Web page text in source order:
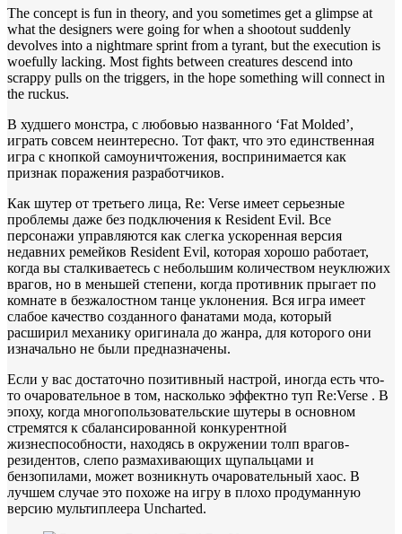
The concept is fun in theory, and you sometimes get a glimpse at
what the designers were going for when a shootout suddenly
devolves into a nightmare sprint from a tyrant, but the execution is
woefully lacking. Most fights between creatures descend into
scrappy pulls on the triggers, in the hope something will connect in
the ruckus.
В худшего монстра, с любовью названного ‘Fat Molded’,
играть совсем неинтересно. Тот факт, что это единственная
игра с кнопкой самоуничтожения, воспринимается как
признак поражения разработчиков.
Как шутер от третьего лица, Re: Verse имеет серьезные
проблемы даже без подключения к Resident Evil. Все
персонажи управляются как слегка ускоренная версия
недавних ремейков Resident Evil, которая хорошо работает,
когда вы сталкиваетесь с небольшим количеством неуклюжих
врагов, но в меньшей степени, когда противник прыгает по
комнате в безжалостном танце уклонения. Вся игра имеет
слабое качество созданного фанатами мода, который
расширил механику оригинала до жанра, для которого они
изначально не были предназначены.
Если у вас достаточно позитивный настрой, иногда есть что-
то очаровательное в том, насколько эффектно туп Re:Verse . В
эпоху, когда многопользовательские шутеры в основном
стремятся к сбалансированной конкурентной
жизнеспособности, находясь в окружении толп врагов-
резидентов, слепо размахивающих щупальцами и
бензопилами, может возникнуть очаровательный хаос. В
лучшем случае это похоже на игру в плохо продуманную
версию мультиплеера Uncharted.